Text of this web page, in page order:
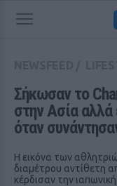
Σήκωσαν το
στην Ασία
όταν
Η εικόνα των
διαμέτρου αντίθετη
κέρδισαν την